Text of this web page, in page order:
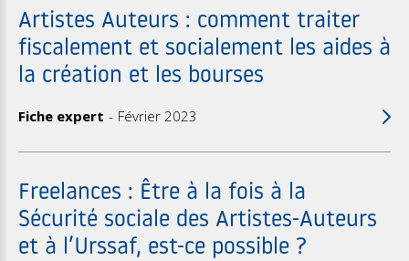
Artistes Auteurs : comment traiter
fiscalement et socialement les aides à
la création et les bourses
Fiche expert Février 2023
Freelances : Être à la fois à la
Sécurité sociale des Artistes-Auteurs
et à l’Urssaf, est-ce possible ?